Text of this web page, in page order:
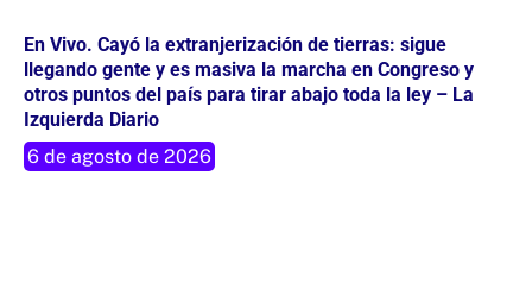
En Vivo. Cayó la extranjerización de tierras: sigue
llegando gente y es masiva la marcha en Congreso y
otros puntos del país para tirar abajo toda la ley – La
Izquierda Diario
6 de agosto de 2026